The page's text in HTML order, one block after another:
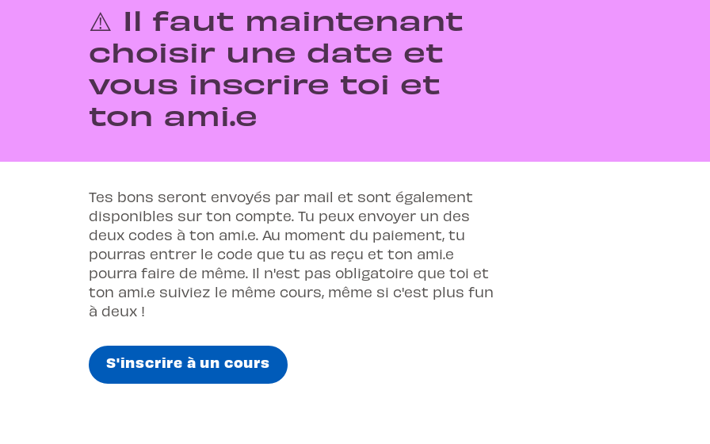
⚠️ Il faut maintenant
choisir une date et
vous inscrire toi et
ton ami.e
Tes bons seront envoyés par mail et sont également
disponibles sur ton compte. Tu peux envoyer un des
deux codes à ton ami.e. Au moment du paiement, tu
pourras entrer le code que tu as reçu et ton ami.e
pourra faire de même. Il n'est pas obligatoire que toi et
ton ami.e suiviez le même cours, même si c'est plus fun
à deux !
S'inscrire à un cours